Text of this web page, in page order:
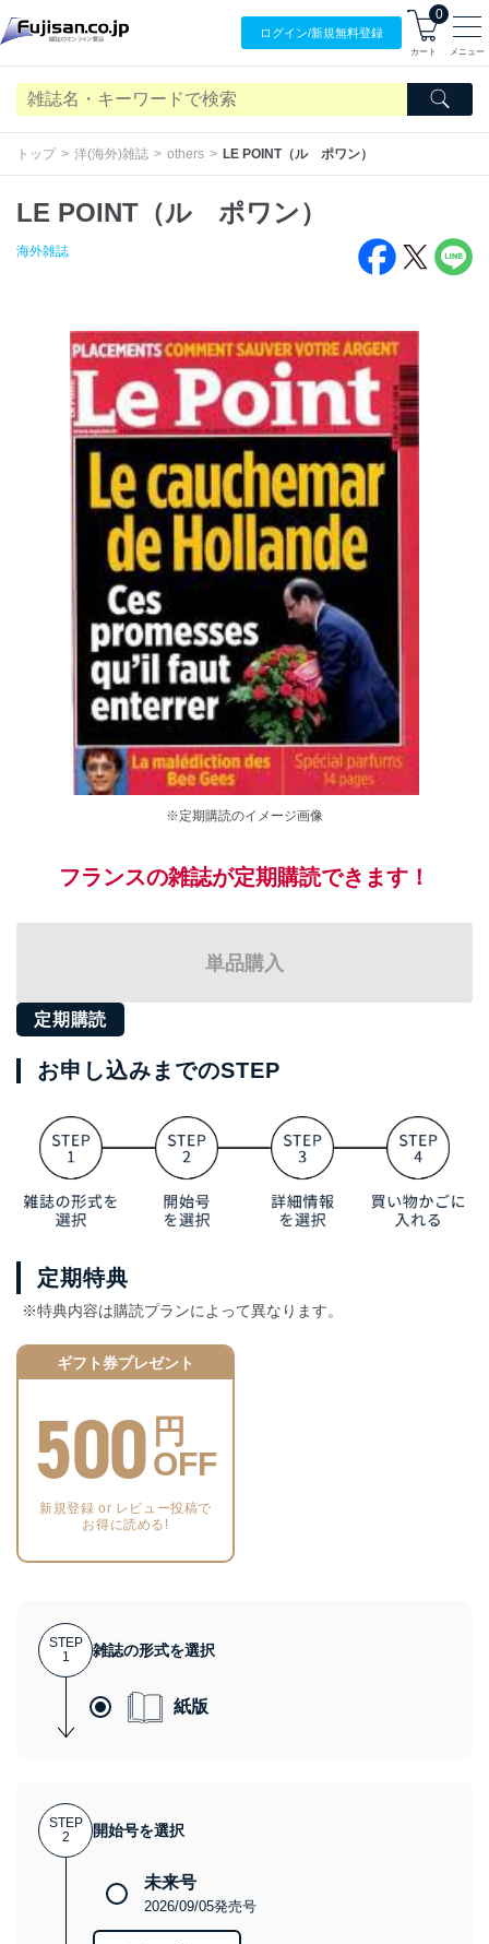
ログイン/新規無料登録
0
カート メニュー
トップ 洋(海外)雑誌 others LE POINT（ル ポワン）
LE POINT（ル ポワン）
海外雑誌
※定期購読のイメージ画像
フランスの雑誌が定期購読できます！
単品購入
定期購読
お申し込みまでのSTEP
定期特典
※特典内容は購読プランによって異なります。
ギフト券プレゼント
500 円
OFF
新規登録 or レビュー投稿で
お得に読める!
STEP
1
雑誌の形式を選択
紙版
STEP
2
開始号を選択
未来号
2026/09/05発売号